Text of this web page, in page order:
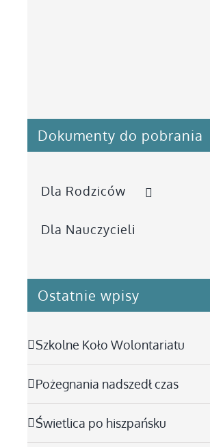
Dokumenty do pobrania
Dla Rodziców
Dla Nauczycieli
Ostatnie wpisy
Szkolne Koło Wolontariatu
Pożegnania nadszedł czas
Świetlica po hiszpańsku